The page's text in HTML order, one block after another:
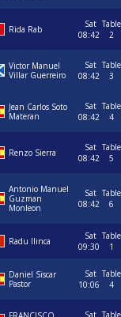
Rida Rab
Sat
08:42
Table
2
Victor Manuel
Villar Guerreiro
Sat
08:42
Table
3
Jean Carlos Soto
Materan
Sat
08:42
Table
4
Renzo Sierra
Sat
08:42
Table
5
Antonio Manuel
Guzman
Monleon
Sat
08:42
Table
6
Radu Ilinca
Sat
09:30
Table
1
Daniel Siscar
Pastor
Sat
10:06
Table
4